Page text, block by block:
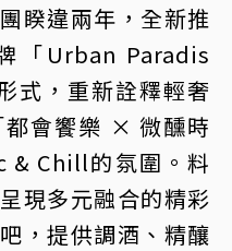
睽違兩年，全新推
「Urban Paradis
式，重新詮釋輕奢
會饗樂 × 微醺時
& Chill的氛圍。料
現多元融合的精彩
，提供調酒、精釀